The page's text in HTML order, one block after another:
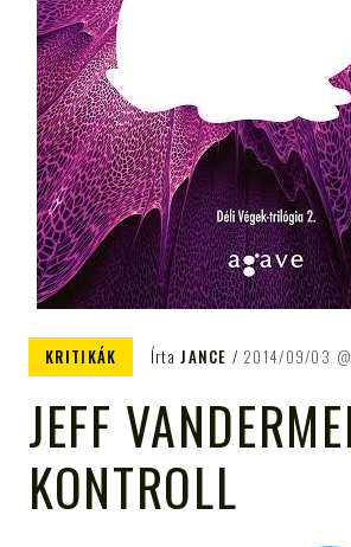
KRITIKÁK ÍrtaJANCE 2014/09/03
JEFF
KONTROLL